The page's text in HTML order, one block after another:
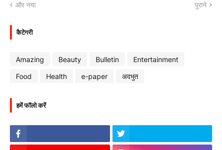
और नया पुराने
कैटेगरी
Amazing Beauty Bulletin
Entertainment
Food
Health e-paper अदभुत
हमें फॉलो करें